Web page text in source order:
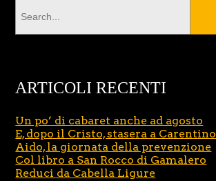
ARTICOLI RECENTI
Un po’ di cabaret anche ad agosto
E, dopo il Cristo, stasera a Carentino
Aido, la giornata della prevenzione
Col libro a San Rocco di Gamalero
Reduci da Cabella Ligure